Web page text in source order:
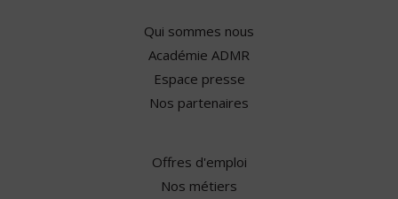
Qui sommes nous
Académie ADMR
Espace presse
Nos partenaires
Offres d'emploi
Nos métiers